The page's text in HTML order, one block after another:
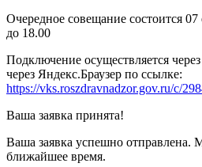
Очередное совещание состоится 07
до 18.00
Подключение осуществляется
через Яндекс.Браузер по ссылке:
https://vks.roszdravnadzor.gov.ru/c/
Ваша заявка принята!
Ваша заявка успешно отправлена.
ближайшее время.